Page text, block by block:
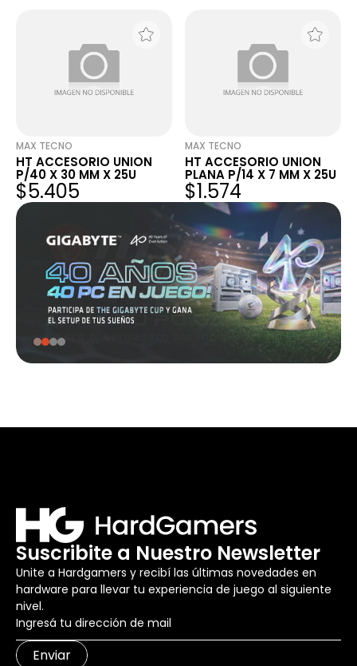
MAX TECNO
HT ACCESORIO UNION
P/40 X 30 MM X 25U
$5.405
MAX TECNO
HT ACCESORIO UNION
PLANA P/14 X 7 MM X 25U
$1.574
Suscribite a Nuestro Newsletter
Unite a Hardgamers y recibí las últimas novedades en
hardware para llevar tu experiencia de juego al siguiente
nivel.
Enviar